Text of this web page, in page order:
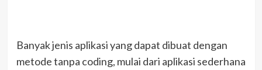
Banyak jenis aplikasi yang dapat dibuat dengan
metode tanpa coding, mulai dari aplikasi sederhana